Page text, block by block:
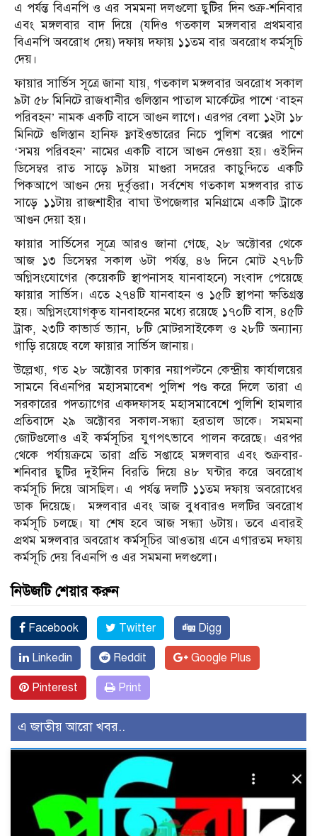
এ পর্যন্ত বিএনপি ও এর সমমনা দলগুলো ছুটির দিন শুক্র-শনিবার
এবং মঙ্গলবার বাদ দিয়ে (যদিও গতকাল মঙ্গলবার প্রথমবার
বিএনপি অবরোধ দেয়) দফায় দফায় ১১তম বার অবরোধ কর্মসূচি
দেয়।
ফায়ার সার্ভিস সূত্রে জানা যায়, গতকাল মঙ্গলবার অবরোধ সকাল
৯টা ৫৮ মিনিটে রাজধানীর গুলিস্তান পাতাল মার্কেটের পাশে ‘বাহন
পরিবহন’ নামক একটি বাসে আগুন লাগে। এরপর বেলা ১২টা ১৮
মিনিটে গুলিস্তান হানিফ ফ্লাইওভারের নিচে পুলিশ বক্সের পাশে
‘সময় পরিবহন’ নামের একটি বাসে আগুন দেওয়া হয়। ওইদিন
ডিসেম্বর রাত সাড়ে ৯টায় মাগুরা সদরের কাচুন্দিতে একটি
পিকআপে আগুন দেয় দুর্বৃত্তরা। সর্বশেষ গতকাল মঙ্গলবার রাত
সাড়ে ১১টায় রাজশাহীর বাঘা উপজেলার মনিগ্রামে একটি ট্রাকে
আগুন দেয়া হয়।
ফায়ার সার্ভিসের সূত্রে আরও জানা গেছে, ২৮ অক্টোবর থেকে
আজ ১৩ ডিসেম্বর সকাল ৬টা পর্যন্ত, ৪৬ দিনে মোট ২৭৮টি
অগ্নিসংযোগের (কয়েকটি স্থাপনাসহ যানবাহনে) সংবাদ পেয়েছে
ফায়ার সার্ভিস। এতে ২৭৪টি যানবাহন ও ১৫টি স্থাপনা ক্ষতিগ্রস্ত
হয়। অগ্নিসংযোগকৃত যানবাহনের মধ্যে রয়েছে ১৭০টি বাস, ৪৫টি
ট্রাক, ২৩টি কাভার্ড ভ্যান, ৮টি মোটরসাইকেল ও ২৮টি অন্যান্য
গাড়ি রয়েছে বলে ফায়ার সার্ভিস জানায়।
উল্লেখ্য, গত ২৮ অক্টোবর ঢাকার নয়াপল্টনে কেন্দ্রীয় কার্যালয়ের
সামনে বিএনপির মহাসমাবেশ পুলিশ পণ্ড করে দিলে তারা এ
সরকারের পদত্যাগের একদফাসহ মহাসমাবেশে পুলিশি হামলার
প্রতিবাদে ২৯ অক্টোবর সকাল-সন্ধ্যা হরতাল ডাকে। সমমনা
জোটগুলোও এই কর্মসূচির যুগপৎভাবে পালন করেছে। এরপর
থেকে পর্যায়ক্রমে তারা প্রতি সপ্তাহে মঙ্গলবার এবং শুক্রবার-
শনিবার ছুটির দুইদিন বিরতি দিয়ে ৪৮ ঘন্টার করে অবরোধ
কর্মসূচি দিয়ে আসছিল। এ পর্যন্ত দলটি ১১তম দফায় অবরোধের
ডাক দিয়েছে। মঙ্গলবার এবং আজ বুধবারও দলটির অবরোধ
কর্মসূচি চলছে। যা শেষ হবে আজ সন্ধ্যা ৬টায়। তবে এবারই
প্রথম মঙ্গলবার অবরোধ কর্মসূচির আওতায় এনে এগারতম দফায়
কর্মসূচি দেয় বিএনপি ও এর সমমনা দলগুলো।
নিউজটি শেয়ার করুন
Facebook Twitter Digg
Linkedin Reddit Google Plus
Pinterest Print
এ জাতীয় আরো খবর..